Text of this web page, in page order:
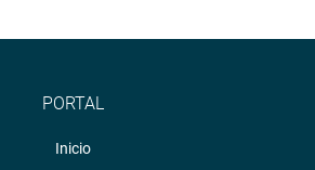
PORTAL
Inicio